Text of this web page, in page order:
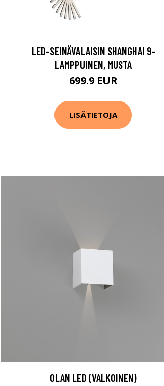
LED-SEINÄVALAISIN SHANGHAI 9-
LAMPPUINEN, MUSTA
699.9 EUR
LISÄTIETOJA
OLAN LED (VALKOINEN)